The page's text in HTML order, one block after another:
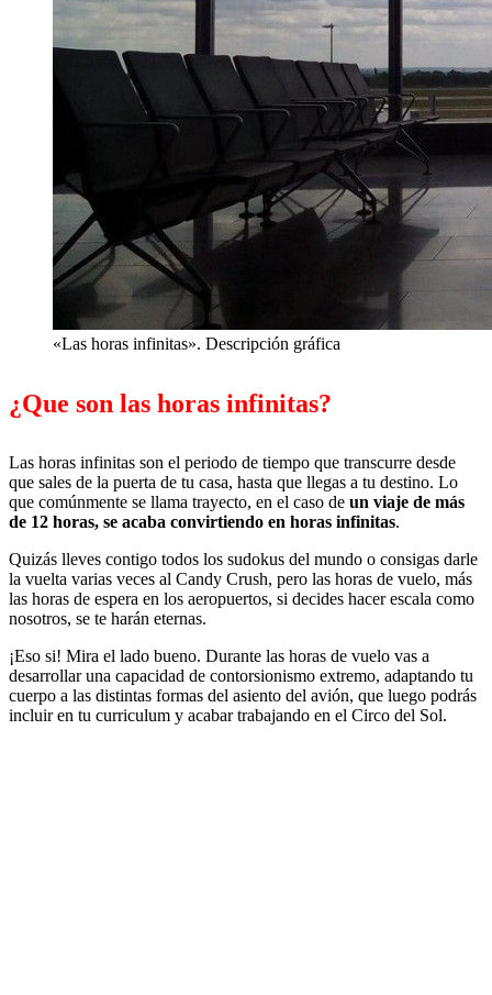
«Las horas infinitas». Descripción gráfica
¿Que son las horas infinitas?
Las horas infinitas son el periodo de tiempo que transcurre desde
que sales de la puerta de tu casa, hasta que llegas a tu destino. Lo
que comúnmente se llama trayecto, en el caso de un viaje de más
de 12 horas, se acaba convirtiendo en horas infinitas.
Quizás lleves contigo todos los sudokus del mundo o consigas darle
la vuelta varias veces al Candy Crush, pero las horas de vuelo, más
las horas de espera en los aeropuertos, si decides hacer escala como
nosotros, se te harán eternas.
¡Eso si! Mira el lado bueno. Durante las horas de vuelo vas a
desarrollar una capacidad de contorsionismo extremo, adaptando tu
cuerpo a las distintas formas del asiento del avión, que luego podrás
incluir en tu curriculum y acabar trabajando en el Circo del Sol.